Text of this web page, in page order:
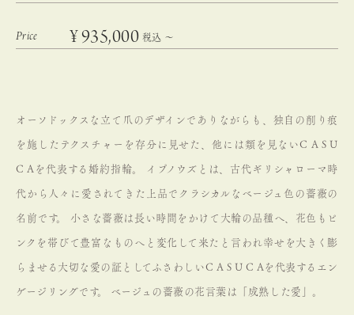
¥935,000 税込 〜
オーソドックスな立て爪のデザインでありながらも、独自の削り痕
を施したテクスチャーを存分に見せた、他には類を見ないC A S U
C Aを代表する婚約指輪。 イプノウズとは、古代ギリシャローマ時
代から人々に愛されてきた上品でクラシカルなベージュ色の薔薇の
名前です。 小さな薔薇は長い時間をかけて大輪の品種へ、花色もピ
ンクを帯びて豊富なものへと変化して来たと言われ幸せを大きく膨
らませる大切な愛の証としてふさわしいC A S U C Aを代表するエン
ゲージリングです。 ベージュの薔薇の花言葉は「成熟した愛」。